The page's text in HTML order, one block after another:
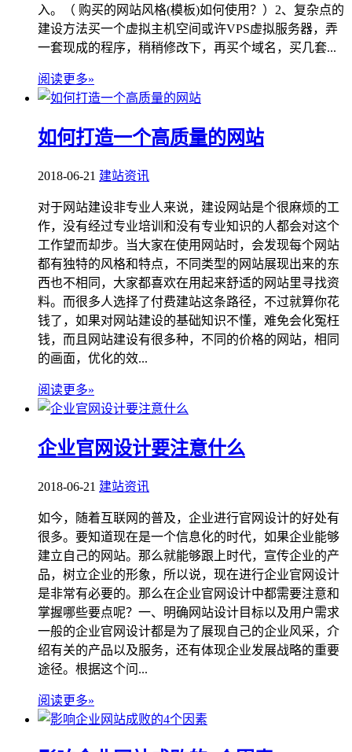
入。（ 购买的网站风格(模板)如何使用？）2、复杂点的
建设方法买一个虚拟主机空间或许VPS虚拟服务器，弄
一套现成的程序，稍稍修改下，再买个域名，买几套...
阅读更多»
如何打造一个高质量的网站
2018-06-21 建站资讯
对于网站建设非专业人来说，建设网站是个很麻烦的工
作，没有经过专业培训和没有专业知识的人都会对这个
工作望而却步。当大家在使用网站时，会发现每个网站
都有独特的风格和特点，不同类型的网站展现出来的东
西也不相同，大家都喜欢在用起来舒适的网站里寻找资
料。而很多人选择了付费建站这条路径，不过就算你花
钱了，如果对网站建设的基础知识不懂，难免会化冤枉
钱，而且网站建设有很多种，不同的价格的网站，相同
的画面，优化的效...
阅读更多»
企业官网设计要注意什么
2018-06-21 建站资讯
如今，随着互联网的普及，企业进行官网设计的好处有
很多。要知道现在是一个信息化的时代，如果企业能够
建立自己的网站。那么就能够跟上时代，宣传企业的产
品，树立企业的形象，所以说，现在进行企业官网设计
是非常有必要的。那么在企业官网设计中都需要注意和
掌握哪些要点呢？一、明确网站设计目标以及用户需求
一般的企业官网设计都是为了展现自己的企业风采，介
绍有关的产品以及服务，还有体现企业发展战略的重要
途径。根据这个问...
阅读更多»